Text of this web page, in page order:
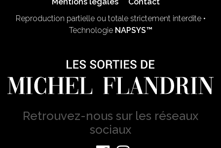
Reproduction partielle ou totale strictement interdite •
Technologie NAPSYS™
Retrouvez-nous sur les réseaux
sociaux